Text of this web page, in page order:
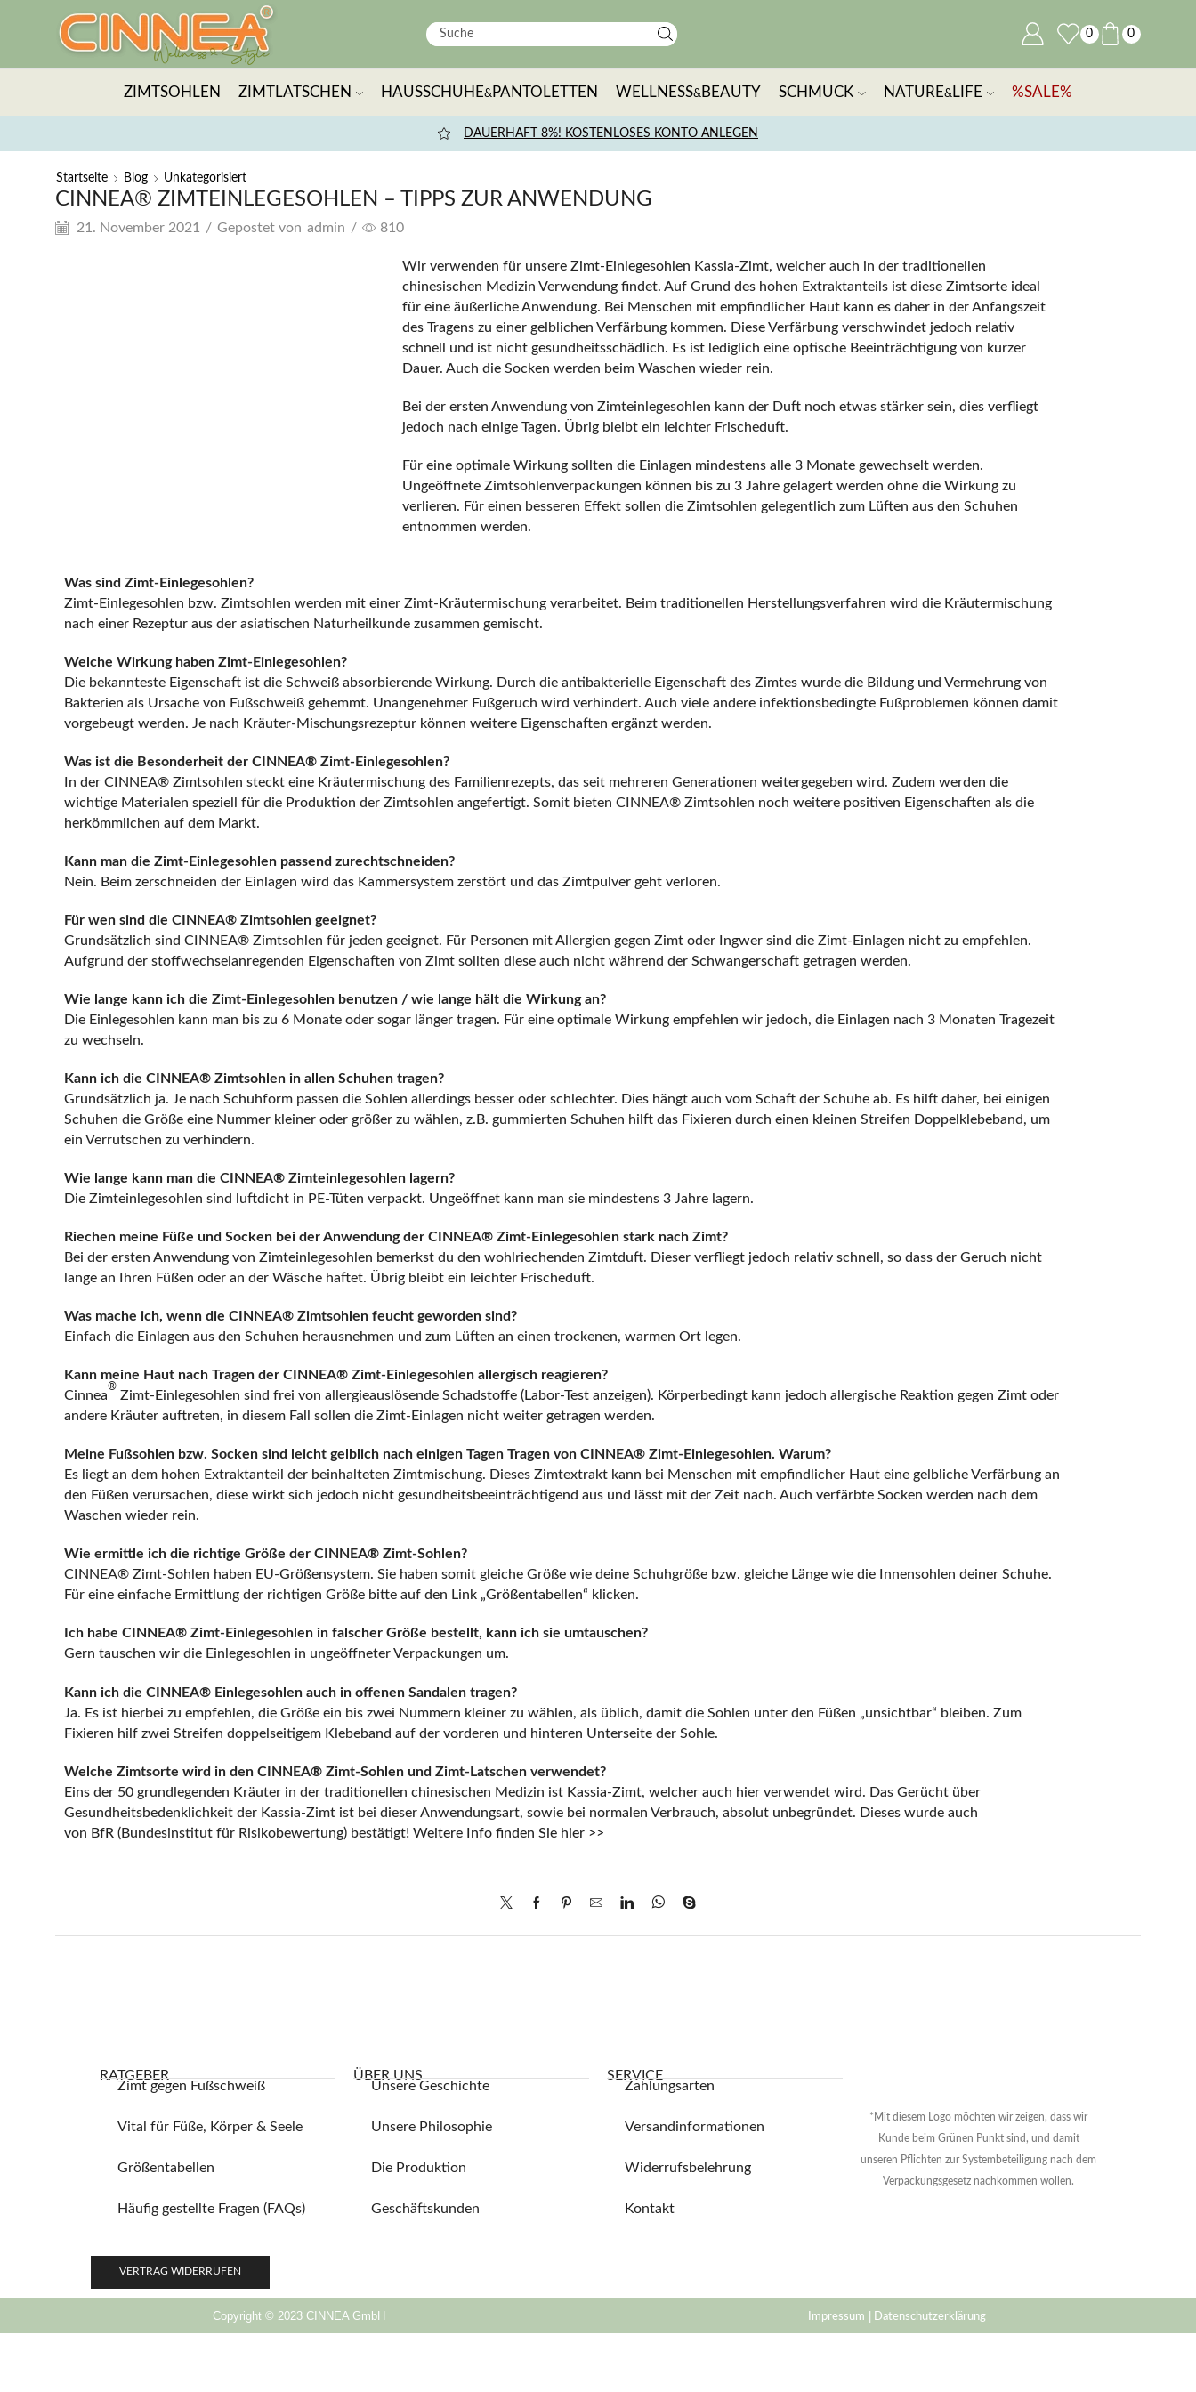
0 0
ZIMTSOHLEN ZIMTLATSCHEN HAUSSCHUHE& PANTOLETTEN WELLNESS& BEAUTY SCHMUCK NATURE& LIFE %SALE%
DAUERHAFT 8%! KOSTENLOSES KONTO ANLEGEN
Startseite Blog Unkategorisiert
CINNEA® ZIMTEINLEGESOHLEN – TIPPS ZUR ANWENDUNG
21. November 2021 / Gepostet von admin / 810
Wir verwenden für unsere Zimt-Einlegesohlen Kassia-Zimt, welcher auch in der traditionellen
chinesischen Medizin Verwendung findet. Auf Grund des hohen Extraktanteils ist diese Zimtsorte ideal
für eine äußerliche Anwendung. Bei Menschen mit empfindlicher Haut kann es daher in der Anfangszeit
des Tragens zu einer gelblichen Verfärbung kommen. Diese Verfärbung verschwindet jedoch relativ
schnell und ist nicht gesundheitsschädlich. Es ist lediglich eine optische Beeinträchtigung von kurzer
Dauer. Auch die Socken werden beim Waschen wieder rein.
Bei der ersten Anwendung von Zimteinlegesohlen kann der Duft noch etwas stärker sein, dies verfliegt
jedoch nach einige Tagen. Übrig bleibt ein leichter Frischeduft.
Für eine optimale Wirkung sollten die Einlagen mindestens alle 3 Monate gewechselt werden.
Ungeöffnete Zimtsohlenverpackungen können bis zu 3 Jahre gelagert werden ohne die Wirkung zu
verlieren. Für einen besseren Effekt sollen die Zimtsohlen gelegentlich zum Lüften aus den Schuhen
entnommen werden.
Was sind Zimt-Einlegesohlen?
Zimt-Einlegesohlen bzw. Zimtsohlen werden mit einer Zimt-Kräutermischung verarbeitet. Beim traditionellen Herstellungsverfahren wird die Kräutermischung
nach einer Rezeptur aus der asiatischen Naturheilkunde zusammen gemischt.
Welche Wirkung haben Zimt-Einlegesohlen?
Die bekannteste Eigenschaft ist die Schweiß absorbierende Wirkung. Durch die antibakterielle Eigenschaft des Zimtes wurde die Bildung und Vermehrung von
Bakterien als Ursache von Fußschweiß gehemmt. Unangenehmer Fußgeruch wird verhindert. Auch viele andere infektionsbedingte Fußproblemen können damit
vorgebeugt werden. Je nach Kräuter-Mischungsrezeptur können weitere Eigenschaften ergänzt werden.
Was ist die Besonderheit der CINNEA® Zimt-Einlegesohlen?
In der CINNEA® Zimtsohlen steckt eine Kräutermischung des Familienrezepts, das seit mehreren Generationen weitergegeben wird. Zudem werden die
wichtige Materialen speziell für die Produktion der Zimtsohlen angefertigt. Somit bieten CINNEA® Zimtsohlen noch weitere positiven Eigenschaften als die
herkömmlichen auf dem Markt.
Kann man die Zimt-Einlegesohlen passend zurechtschneiden?
Nein. Beim zerschneiden der Einlagen wird das Kammersystem zerstört und das Zimtpulver geht verloren.
Für wen sind die CINNEA® Zimtsohlen geeignet?
Grundsätzlich sind CINNEA® Zimtsohlen für jeden geeignet. Für Personen mit Allergien gegen Zimt oder Ingwer sind die Zimt-Einlagen nicht zu empfehlen.
Aufgrund der stoffwechselanregenden Eigenschaften von Zimt sollten diese auch nicht während der Schwangerschaft getragen werden.
Wie lange kann ich die Zimt-Einlegesohlen benutzen / wie lange hält die Wirkung an?
Die Einlegesohlen kann man bis zu 6 Monate oder sogar länger tragen. Für eine optimale Wirkung empfehlen wir jedoch, die Einlagen nach 3 Monaten Tragezeit
zu wechseln.
Kann ich die CINNEA® Zimtsohlen in allen Schuhen tragen?
Grundsätzlich ja. Je nach Schuhform passen die Sohlen allerdings besser oder schlechter. Dies hängt auch vom Schaft der Schuhe ab. Es hilft daher, bei einigen
Schuhen die Größe eine Nummer kleiner oder größer zu wählen, z.B. gummierten Schuhen hilft das Fixieren durch einen kleinen Streifen Doppelklebeband, um
ein Verrutschen zu verhindern.
Wie lange kann man die CINNEA® Zimteinlegesohlen lagern?
Die Zimteinlegesohlen sind luftdicht in PE-Tüten verpackt. Ungeöffnet kann man sie mindestens 3 Jahre lagern.
Riechen meine Füße und Socken bei der Anwendung der CINNEA® Zimt-Einlegesohlen stark nach Zimt?
Bei der ersten Anwendung von Zimteinlegesohlen bemerkst du den wohlriechenden Zimtduft. Dieser verfliegt jedoch relativ schnell, so dass der Geruch nicht
lange an Ihren Füßen oder an der Wäsche haftet. Übrig bleibt ein leichter Frischeduft.
Was mache ich, wenn die CINNEA® Zimtsohlen feucht geworden sind?
Einfach die Einlagen aus den Schuhen herausnehmen und zum Lüften an einen trockenen, warmen Ort legen.
Kann meine Haut nach Tragen der CINNEA® Zimt-Einlegesohlen allergisch reagieren?
Cinnea
®
Zimt-Einlegesohlen sind frei von allergieauslösende Schadstoffe (Labor-Test anzeigen). Körperbedingt kann jedoch allergische Reaktion gegen Zimt oder
andere Kräuter auftreten, in diesem Fall sollen die Zimt-Einlagen nicht weiter getragen werden.
Meine Fußsohlen bzw. Socken sind leicht gelblich nach einigen Tagen Tragen von CINNEA® Zimt-Einlegesohlen. Warum?
Es liegt an dem hohen Extraktanteil der beinhalteten Zimtmischung. Dieses Zimtextrakt kann bei Menschen mit empfindlicher Haut eine gelbliche Verfärbung an
den Füßen verursachen, diese wirkt sich jedoch nicht gesundheitsbeeinträchtigend aus und lässt mit der Zeit nach. Auch verfärbte Socken werden nach dem
Waschen wieder rein.
Wie ermittle ich die richtige Größe der CINNEA® Zimt-Sohlen?
CINNEA® Zimt-Sohlen haben EU-Größensystem. Sie haben somit gleiche Größe wie deine Schuhgröße bzw. gleiche Länge wie die Innensohlen deiner Schuhe.
Für eine einfache Ermittlung der richtigen Größe bitte auf den Link „Größentabellen“ klicken.
Ich habe CINNEA® Zimt-Einlegesohlen in falscher Größe bestellt, kann ich sie umtauschen?
Gern tauschen wir die Einlegesohlen in ungeöffneter Verpackungen um.
Kann ich die CINNEA® Einlegesohlen auch in offenen Sandalen tragen?
Ja. Es ist hierbei zu empfehlen, die Größe ein bis zwei Nummern kleiner zu wählen, als üblich, damit die Sohlen unter den Füßen „unsichtbar“ bleiben. Zum
Fixieren hilf zwei Streifen doppelseitigem Klebeband auf der vorderen und hinteren Unterseite der Sohle.
Welche Zimtsorte wird in den CINNEA® Zimt-Sohlen und Zimt-Latschen verwendet?
Eins der 50 grundlegenden Kräuter in der traditionellen chinesischen Medizin ist Kassia-Zimt, welcher auch hier verwendet wird. Das Gerücht über
Gesundheitsbedenklichkeit der Kassia-Zimt ist bei dieser Anwendungsart, sowie bei normalen Verbrauch, absolut unbegründet. Dieses wurde auch
von BfR (Bundesinstitut für Risikobewertung) bestätigt! Weitere Info finden Sie hier >>
RATGEBER
Zimt gegen Fußschweiß
Vital für Füße, Körper & Seele
Größentabellen
Häufig gestellte Fragen (FAQs)
ÜBER UNS
Unsere Geschichte
Unsere Philosophie
Die Produktion
Geschäftskunden
SERVICE
Zahlungsarten
Versandinformationen
Widerrufsbelehrung
Kontakt
*Mit diesem Logo möchten wir zeigen, dass wir
Kunde beim Grünen Punkt sind, und damit
unseren Pflichten zur Systembeteiligung nach dem
Verpackungsgesetz nachkommen wollen.
VERTRAG WIDERRUFEN
Copyright © 2023 CINNEA GmbH Impressum | Datenschutzerklärung